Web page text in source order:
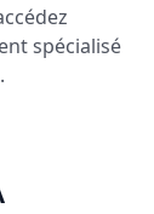
spécialisé